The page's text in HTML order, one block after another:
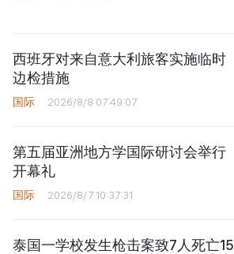
西班牙对来自意大利旅客实施临时
边检措施
国际 2026/8/8 07:49:07
第五届亚洲地方学国际研讨会举行
开幕礼
国际 2026/8/7 10:37:31
泰国一学校发生枪击案致7人死亡15